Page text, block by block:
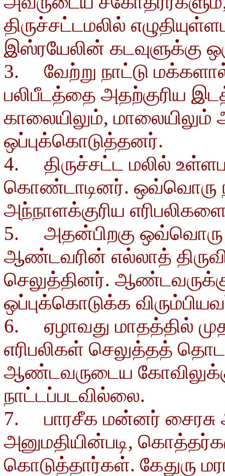
திருச்சட்டமலில்
இஸ்ரயேலின் கடவுளுக்கு
3. வேற்று நாட்டு
பலிபீடத்தை அதற்குரிய
காலையிலும்,
ஒப்புக்கொடுத்தனர்.
4. திருச்சட்ட மலில்
கொண்டாடினர். ஒவ்வொரு
அந்நாளக்குரிய
5. அதன்பிறகு ஒவ்வொரு
ஆண்டவரின் எல்லாத்
செலுத்தினர்.
ஒப்புக்கொடுக்க
6. ஏழாவது மாதத்தில்
எரிபலிகள் செலுத்தத்
ஆண்டவருடைய
நாட்டப்படவில்லை.
7. பாரசீக மன்னர் சைரசு
அனுமதியின்படி,
கொடுத்தார்கள். கேதுரு